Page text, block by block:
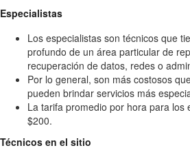
Especialistas
Los especialistas son técnicos que
profundo de un área particular de
recuperación de datos, redes o
Por lo general, son más costosos
pueden brindar servicios más
La tarifa promedio por hora para los
$200.
Técnicos en el sitio